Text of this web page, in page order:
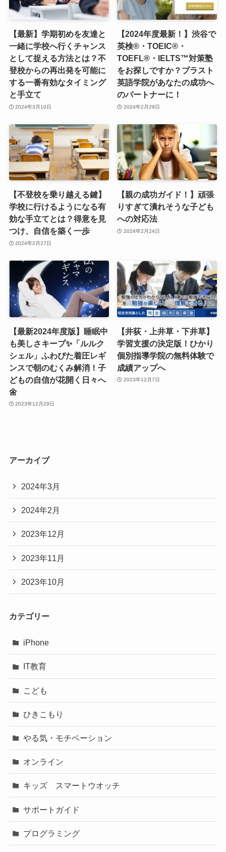
【最新】学期初めを友達と
一緒に学校へ行くチャンス
として捉える方法とは？不
登校からの再出発を可能に
する一番有効なタイミング
と手立て
2024年3月10日
【2024年度最新！】渋谷で
英検®・TOEIC®・
TOEFL®・IELTS™対策塾
をお探しですか？ブラスト
英語学院があなたの成功へ
のパートナーに！
2024年2月29日
【不登校を乗り越える鍵】
学校に行けるようになる有
効な手立てとは？得意を見
つけ、自信を築く一歩
2024年2月27日
【親の成功ガイド！】頑張
りすぎて潰れそうな子ども
への対応法
2024年2月24日
【最新2024年度版】睡眠中
も美しさキープ✨「ルルク
シェル」ふわぴた着圧レギ
ンスで朝のむくみ解消！子
どもの自信が花開く日々へ
🌼
2023年12月29日
【井荻・上井草・下井草】
学習支援の決定版！ひかり
個別指導学院の無料体験で
成績アップへ
2023年12月7日
アーカイブ
2024年3月
2024年2月
2023年12月
2023年11月
2023年10月
カテゴリー
iPhone
IT教育
こども
ひきこもり
やる気・モチベーション
オンライン
キッズ スマートウオッチ
サポートガイド
プログラミング